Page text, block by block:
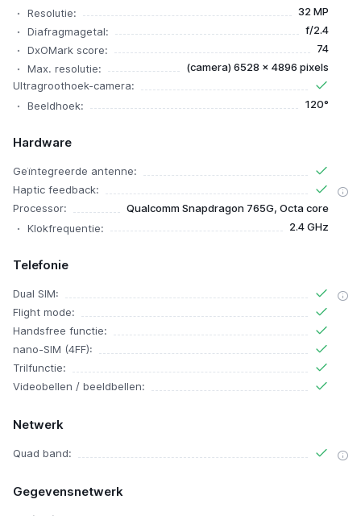
Resolutie:
32 MP
Diafragmagetal:
f/2.4
DxOMark score:
74
Max. resolutie:
(camera) 6528 x 4896 pixels
Ultragroothoek-camera:
Beeldhoek:
120°
Hardware
Geïntegreerde antenne:
Haptic feedback:
Processor:
Qualcomm Snapdragon 765G, Octa core
Klokfrequentie:
2.4 GHz
Telefonie
Dual SIM:
Flight mode:
Handsfree functie:
nano-SIM (4FF):
Trilfunctie:
Videobellen / beeldbellen:
Netwerk
Quad band:
Gegevensnetwerk